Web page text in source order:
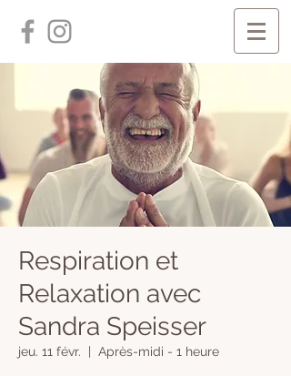
Respiration et
Relaxation avec
Sandra Speisser
jeu. 11 févr. Après-midi - 1 heure